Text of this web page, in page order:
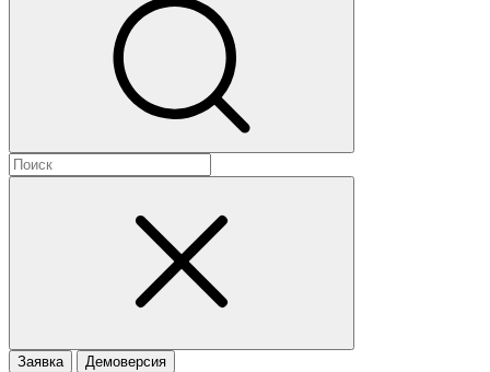
Заявка Демоверсия